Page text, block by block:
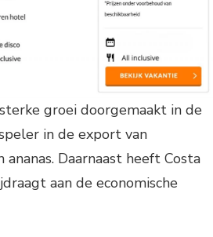
groei doorgemaakt in de
in de export van
Daarnaast heeft Costa
aan de economische